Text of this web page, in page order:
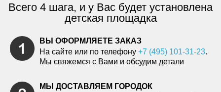
Всего 4 шага, и у Вас будет установлена
детская площадка
ВЫ ОФОРМЛЯЕТЕ ЗАКАЗ
На сайте или по телефону +7 (495) 101-31-23.
Мы свяжемся с Вами и обсудим детали
МЫ ДОСТАВЛЯЕМ ГОРОДОК